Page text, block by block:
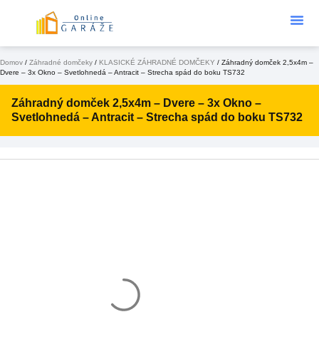
Domov / Záhradné domčeky / KLASICKÉ ZÁHRADNÉ DOMČEKY / Záhradný domček 2,5x4m –
Dvere – 3x Okno – Svetlohnedá – Antracit – Strecha spád do boku TS732
Záhradný domček 2,5x4m – Dvere – 3x Okno –
Svetlohnedá – Antracit – Strecha spád do boku TS732